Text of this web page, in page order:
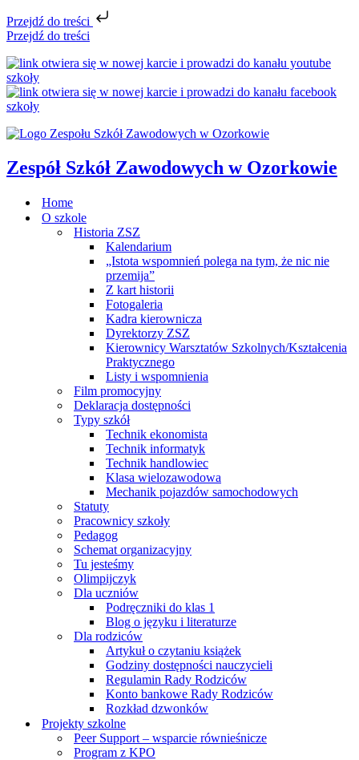
Przejdź do treści
Przejdź do treści
Zespół Szkół Zawodowych w Ozorkowie
Home
O szkole
Historia ZSZ
Kalendarium
„Istota wspomnień polega na tym, że nic nie
przemija”
Z kart historii
Fotogaleria
Kadra kierownicza
Dyrektorzy ZSZ
Kierownicy Warsztatów Szkolnych/Kształcenia
Praktycznego
Listy i wspomnienia
Film promocyjny
Deklaracja dostępności
Typy szkół
Technik ekonomista
Technik informatyk
Technik handlowiec
Klasa wielozawodowa
Mechanik pojazdów samochodowych
Statuty
Pracownicy szkoły
Pedagog
Schemat organizacyjny
Tu jesteśmy
Olimpijczyk
Dla uczniów
Podręczniki do klas 1
Blog o języku i literaturze
Dla rodziców
Artykuł o czytaniu książek
Godziny dostępności nauczycieli
Regulamin Rady Rodziców
Konto bankowe Rady Rodziców
Rozkład dzwonków
Projekty szkolne
Peer Support – wsparcie równieśnicze
Program z KPO